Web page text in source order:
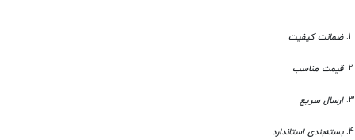
ضمانت کیفیت
قیمت مناسب
ارسال سریع
بسته‌بندی استاندارد